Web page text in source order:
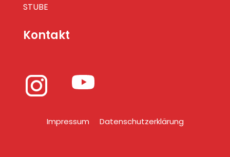
STUBE
Kontakt
Impressum Datenschutzerklärung